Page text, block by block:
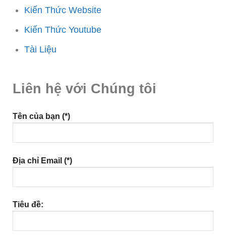
Kiến Thức Website
Kiến Thức Youtube
Tài Liệu
Liên hệ với Chúng tôi
Tên của bạn (*)
Địa chỉ Email (*)
Tiêu đề: